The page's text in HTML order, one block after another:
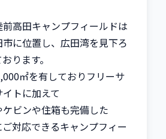
高田キャンプフィールドは
に位置し、広田湾を見下ろ
ります。
㎡を有しておりフリーサ
トに加えて
ケビンや住箱も完備した
対応できるキャンプフィー